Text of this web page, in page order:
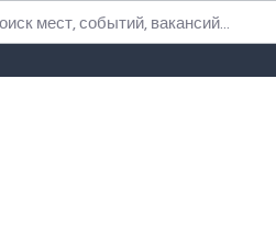
мест, событий, вакансий...